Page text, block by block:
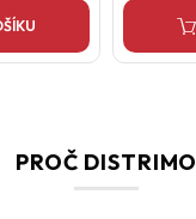
PROČ DISTRIMO